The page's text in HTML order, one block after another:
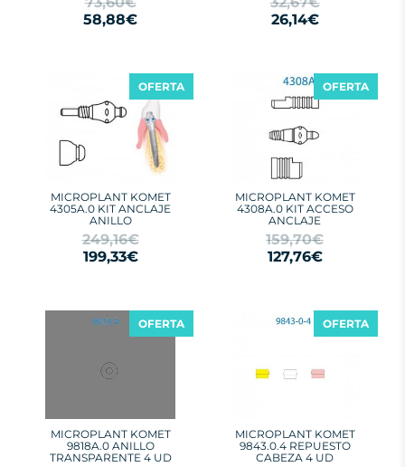
58,88€
26,14€
MICROPLANT KOMET
4305A.0 KIT ANCLAJE
ANILLO
249,16€
199,33€
OFERTA
MICROPLANT KOMET
4308A.0 KIT ACCESO
ANCLAJE
159,70€
127,76€
OFERTA
MICROPLANT KOMET
9818A.0 ANILLO
TRANSPARENTE 4 UD
OFERTA
MICROPLANT KOMET
9843.0.4 REPUESTO
CABEZA 4 UD
OFERTA